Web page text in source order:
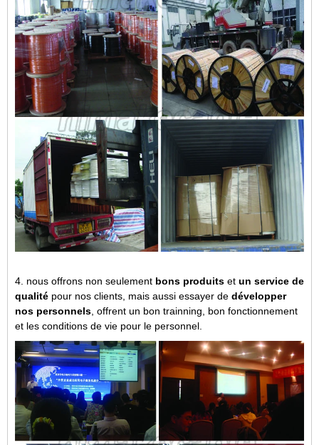
4. nous offrons non seulement bons produits et un service de
qualité pour nos clients, mais aussi essayer de développer
nos personnels , offrent un bon trainning, bon fonctionnement
et les conditions de vie pour le personnel.